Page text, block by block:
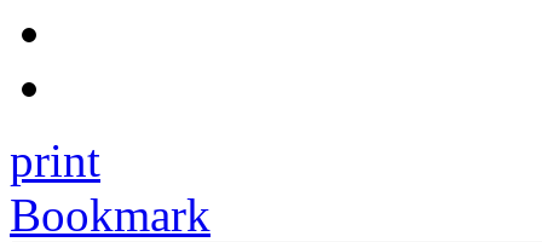
print
Bookmark